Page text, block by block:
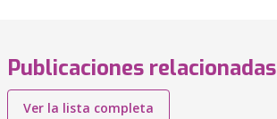
Publicaciones relacionadas
Ver la lista completa